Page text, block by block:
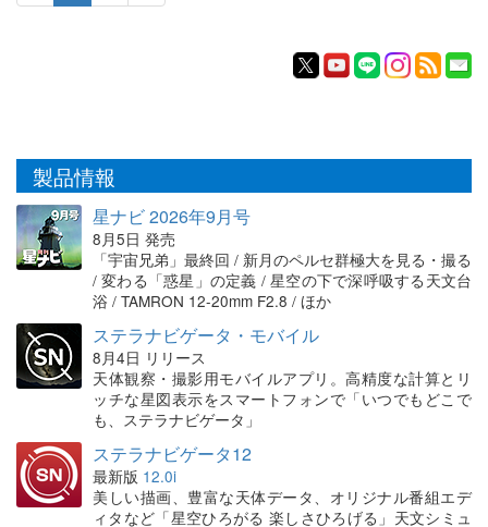
製品情報
星ナビ 2026年9月号
8月5日 発売
「宇宙兄弟」最終回 / 新月のペルセ群極大を見る・撮る
/ 変わる「惑星」の定義 / 星空の下で深呼吸する天文台
浴 / TAMRON 12-20mm F2.8 / ほか
ステラナビゲータ・モバイル
8月4日 リリース
天体観察・撮影用モバイルアプリ。高精度な計算とリ
ッチな星図表示をスマートフォンで「いつでもどこで
も、ステラナビゲータ」
ステラナビゲータ12
最新版 12.0i
美しい描画、豊富な天体データ、オリジナル番組エデ
ィタなど「星空ひろがる 楽しさひろげる」天文シミュ